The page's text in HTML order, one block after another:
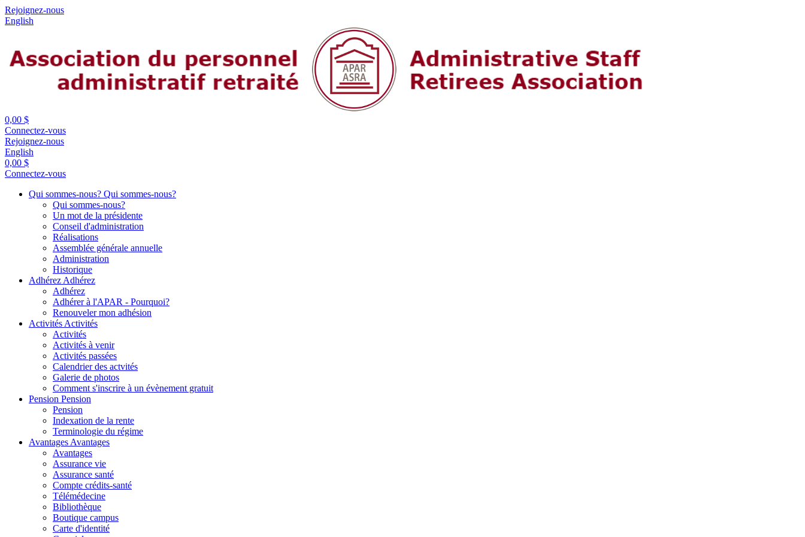
Rejoignez-nous
English
0,00 $
Connectez-vous
Rejoignez-nous
English
0,00 $
Connectez-vous
Qui sommes-nous? Qui sommes-nous?
Qui sommes-nous?
Un mot de la présidente
Conseil d'administration
Réalisations
Assemblée générale annuelle
Administration
Historique
Adhérez Adhérez
Adhérez
Adhérer à l'APAR - Pourquoi?
Renouveler mon adhésion
Activités Activités
Activités
Activités à venir
Activités passées
Calendrier des actvités
Galerie de photos
Comment s'inscrire à un évènement gratuit
Pension Pension
Pension
Indexation de la rente
Terminologie du régime
Avantages Avantages
Avantages
Assurance vie
Assurance santé
Compte crédits-santé
Télémédecine
Bibliothèque
Boutique campus
Carte d'identité